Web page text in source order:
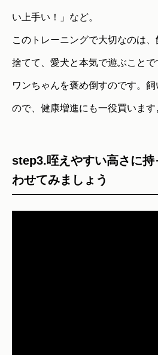
い上手い！」など。
このトレーニングで大切なのは
捨てて、愛犬と本気で遊ぶこと
ワンちゃんを褒め倒すのです。
ので、健康増進にも一役買います
step3.咥えやすい高さに持
わせてみましょう